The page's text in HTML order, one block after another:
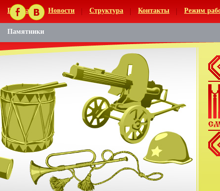
Главная Новости Структура Контакты Режим
Памятники